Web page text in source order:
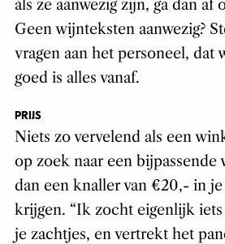
áls ze aanwezig zijn, ga dan af
Geen wijnteksten aanwezig?
vragen aan het personeel, dat
goed is alles vanaf.
PRIJS
Niets zo vervelend als een
op zoek naar een
dan een knaller van €20,- in
krijgen. “Ik zocht eigenlijk iets
je zachtjes, en vertrekt het